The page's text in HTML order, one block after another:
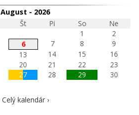
August - 2026
Št Pi So
Ne
1
2
6 7 8
9
13 14 15
16
20 21 22
23
27 28 29
30
Celý kalendár ›